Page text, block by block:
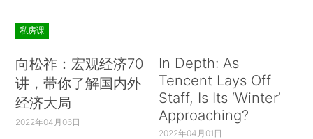
私房课
向松祚：宏观经济70
讲，带你了解国内外
经济大局
2022年04月06日
In Depth: As
Tencent Lays Off
Staff, Is Its ‘Winter’
Approaching?
2022年04月01日